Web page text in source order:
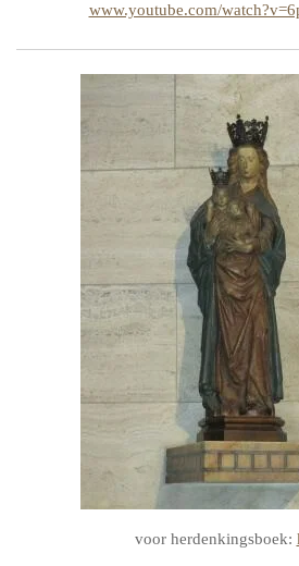
www.youtube.com/
voor herdenkingsboek: